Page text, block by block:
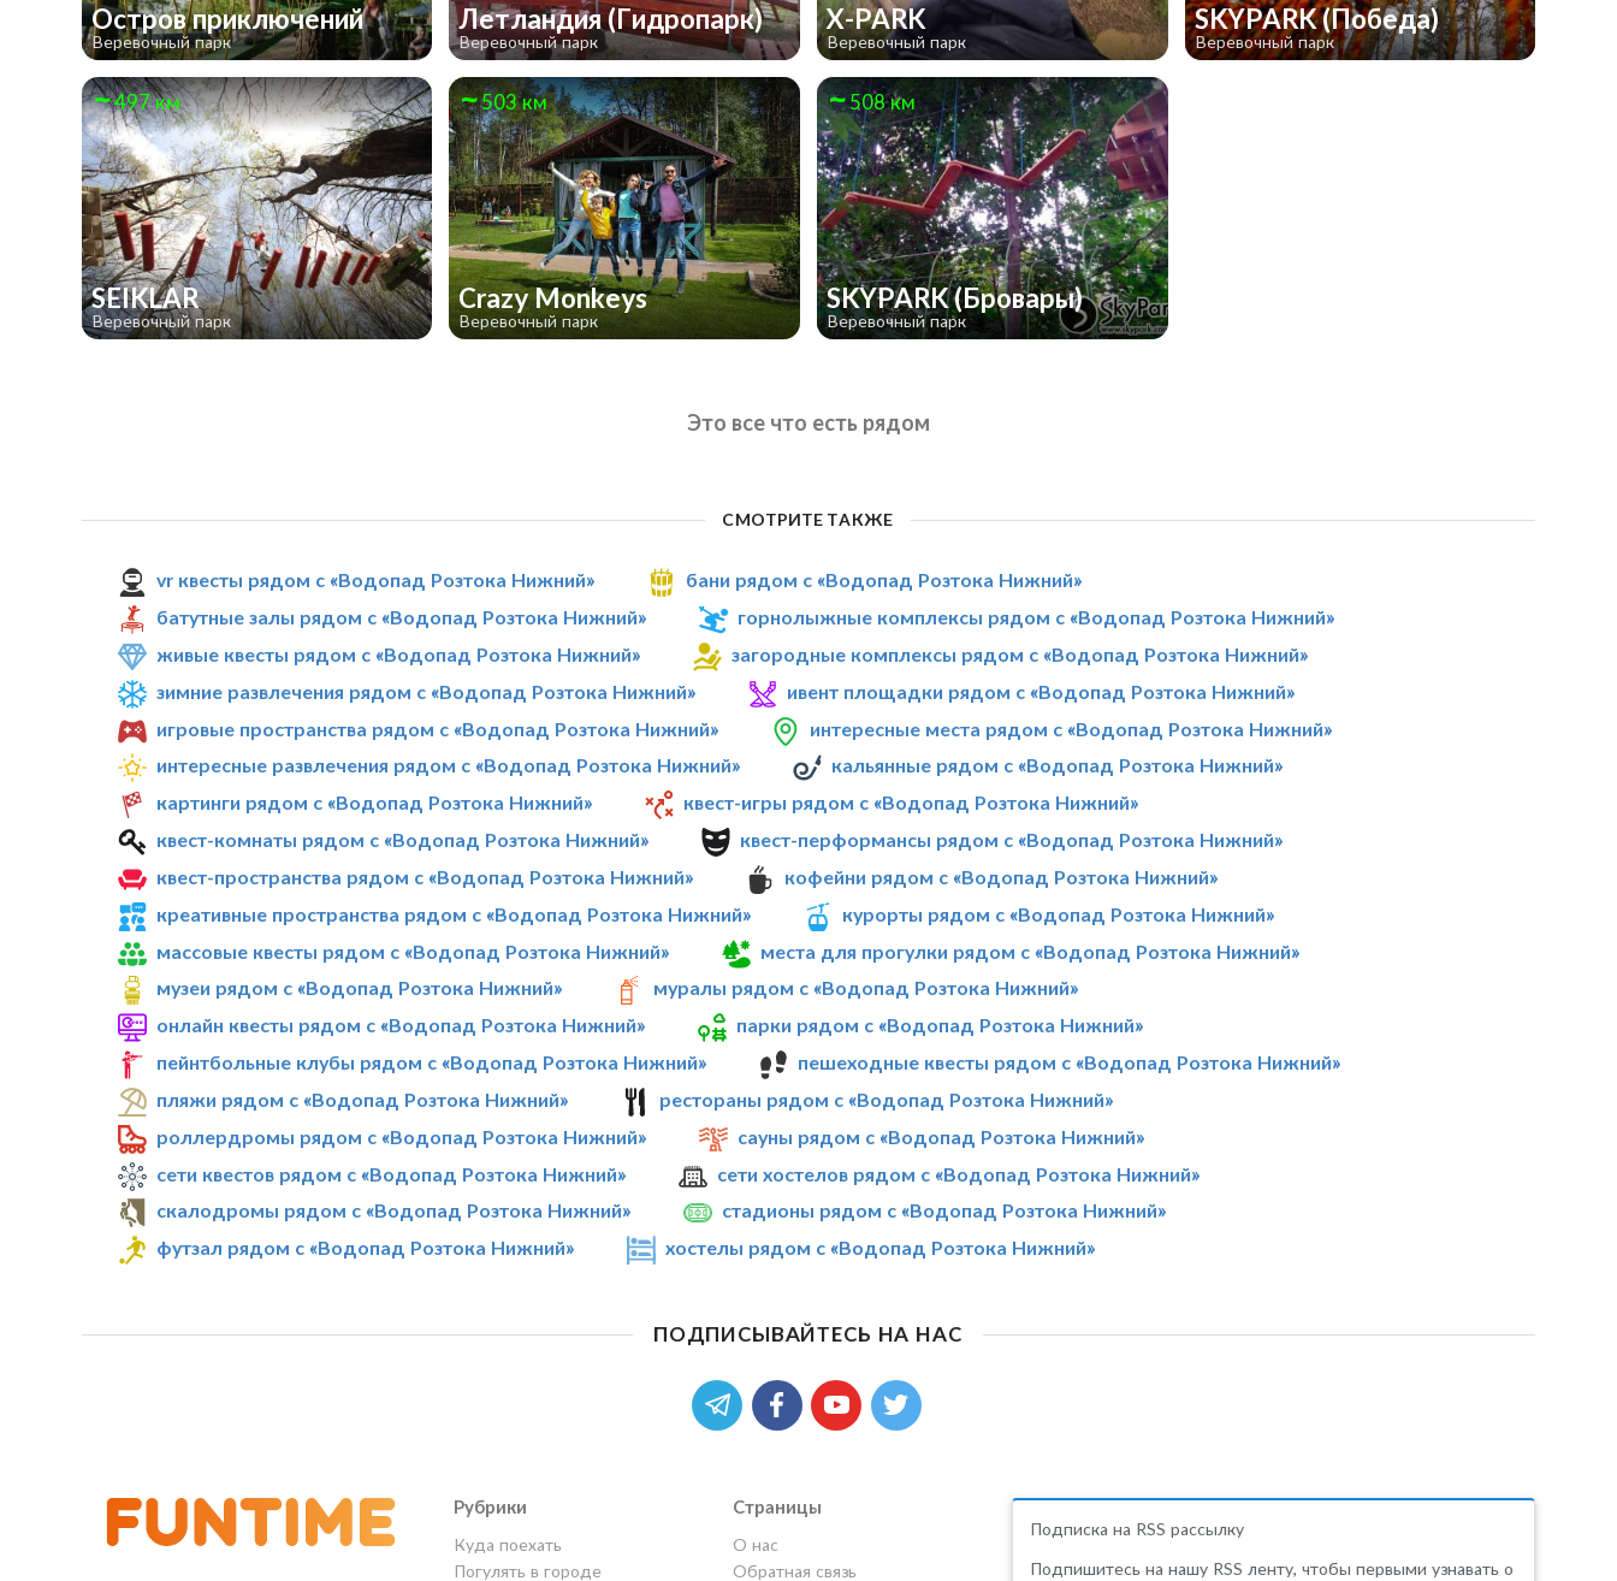
Остров приключений
Веревочный парк
Летландия (Гидропарк)
Веревочный парк
X-PARK
Веревочный парк
SKYPARK (Победа)
Веревочный парк
497 км
SEIKLAR
Веревочный парк
503 км
Crazy Monkeys
Веревочный парк
508 км
SKYPARK (Бровары)
Веревочный парк
Это все что есть рядом
СМОТРИТЕ ТАКЖЕ
vr квесты рядом с «Водопад Розтока Нижний»
бани рядом с «Водопад Розтока Нижний»
батутные залы рядом с «Водопад Розтока Нижний»
горнолыжные комплексы рядом с «Водопад Розтока Нижний»
живые квесты рядом с «Водопад Розтока Нижний»
загородные комплексы рядом с «Водопад Розтока Нижний»
зимние развлечения рядом с «Водопад Розтока Нижний»
ивент площадки рядом с «Водопад Розтока Нижний»
игровые пространства рядом с «Водопад Розтока Нижний»
интересные места рядом с «Водопад Розтока Нижний»
интересные развлечения рядом с «Водопад Розтока Нижний»
кальянные рядом с «Водопад Розтока Нижний»
картинги рядом с «Водопад Розтока Нижний»
квест-игры рядом с «Водопад Розтока Нижний»
квест-комнаты рядом с «Водопад Розтока Нижний»
квест-перформансы рядом с «Водопад Розтока Нижний»
квест-пространства рядом с «Водопад Розтока Нижний»
кофейни рядом с «Водопад Розтока Нижний»
креативные пространства рядом с «Водопад Розтока Нижний»
курорты рядом с «Водопад Розтока Нижний»
массовые квесты рядом с «Водопад Розтока Нижний»
места для прогулки рядом с «Водопад Розтока Нижний»
музеи рядом с «Водопад Розтока Нижний»
муралы рядом с «Водопад Розтока Нижний»
онлайн квесты рядом с «Водопад Розтока Нижний»
парки рядом с «Водопад Розтока Нижний»
пейнтбольные клубы рядом с «Водопад Розтока Нижний»
пешеходные квесты рядом с «Водопад Розтока Нижний»
пляжи рядом с «Водопад Розтока Нижний»
рестораны рядом с «Водопад Розтока Нижний»
роллердромы рядом с «Водопад Розтока Нижний»
сауны рядом с «Водопад Розтока Нижний»
сети квестов рядом с «Водопад Розтока Нижний»
сети хостелов рядом с «Водопад Розтока Нижний»
скалодромы рядом с «Водопад Розтока Нижний»
стадионы рядом с «Водопад Розтока Нижний»
футзал рядом с «Водопад Розтока Нижний»
хостелы рядом с «Водопад Розтока Нижний»
ПОДПИСЫВАЙТЕСЬ НА НАС
Рубрики
Куда поехать
Погулять в городе
Страницы
О нас
Обратная связь
Подписка на RSS рассылку
Подпишитесь на нашу RSS ленту, чтобы первыми узнавать о